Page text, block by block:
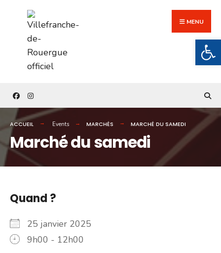
content
MENU
ACCUEIL Events MARCHÉS MARCHÉ DU SAMEDI
Marché du samedi
Quand ?
25 janvier 2025
9h00 - 12h00
for: